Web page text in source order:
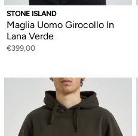
STONE ISLAND
Maglia Uomo Girocollo In
Lana Verde
€399,00